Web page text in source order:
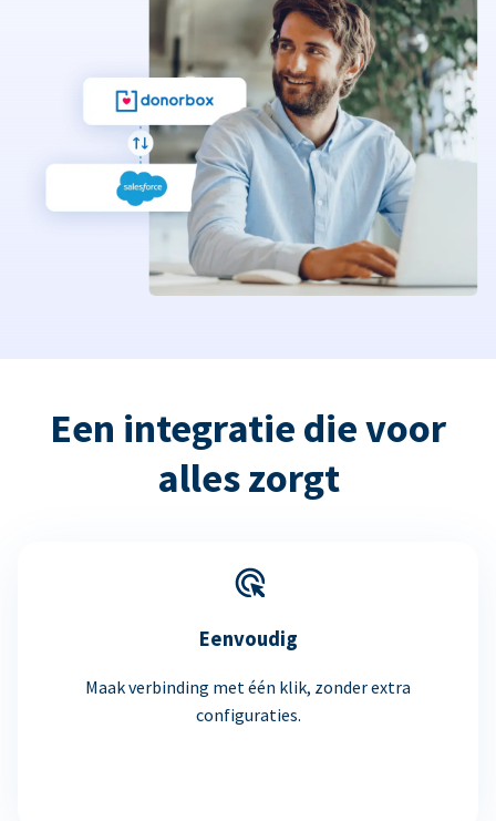
Een integratie die voor
alles zorgt
Eenvoudig
Maak verbinding met één klik, zonder extra
configuraties.